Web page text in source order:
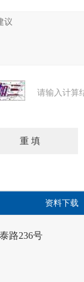
请输入计算
资料下载
路236号